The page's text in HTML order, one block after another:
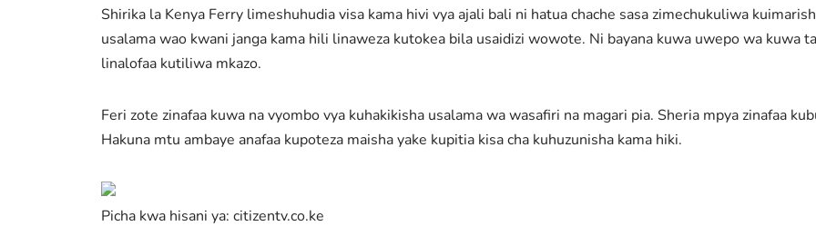
Shirika la Kenya Ferry limeshuhudia visa kama hivi vya ajali bali ni hatua chache sasa zimechukuliwa
usalama wao kwani janga kama hili linaweza kutokea bila usaidizi wowote. Ni bayana kuwa uwepo wa kuwa
linalofaa kutiliwa mkazo.
Feri zote zinafaa kuwa na vyombo vya kuhakikisha usalama wa wasafiri na magari pia. Sheria mpya zinafaa
Hakuna mtu ambaye anafaa kupoteza maisha yake kupitia kisa cha kuhuzunisha kama hiki.
Picha kwa hisani ya: citizentv.co.ke